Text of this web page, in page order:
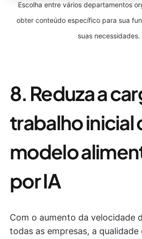
Escolha entre vários departamentos
obter conteúdo específico para sua
suas necessidades.
8. Reduza a
trabalho inicial
modelo
por IA
Com o aumento da velocidade
todas as empresas, a